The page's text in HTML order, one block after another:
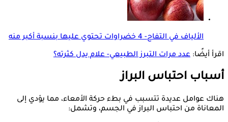
الألياف في التفاح- 4 خضراوات تحتوي عليها بنسبة أكبر منه
اقرأ أيضًا: عدد مرات التبرز الطبيعي- علام يدل كثرته؟
أسباب احتباس البراز
هناك عوامل عديدة تتسبب في بطء حركة الأمعاء، مما يؤدي إلى
المعاناة من احتباس البراز في الجسم، وتشمل: